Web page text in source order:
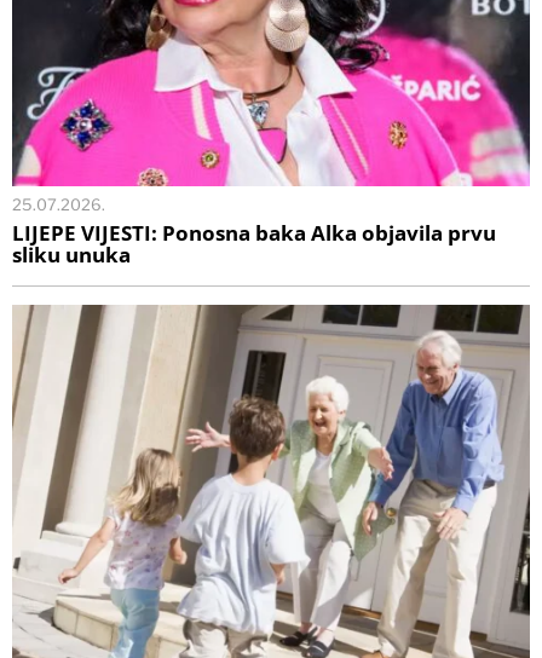
25.07.2026.
LIJEPE VIJESTI: Ponosna baka Alka objavila prvu
sliku unuka